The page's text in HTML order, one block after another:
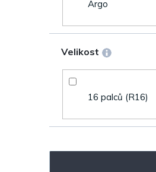
Argo
Velikost
16 palců (R16)